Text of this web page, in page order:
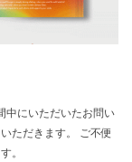
中にいただいたお問い
ただきます。 ご不便
。